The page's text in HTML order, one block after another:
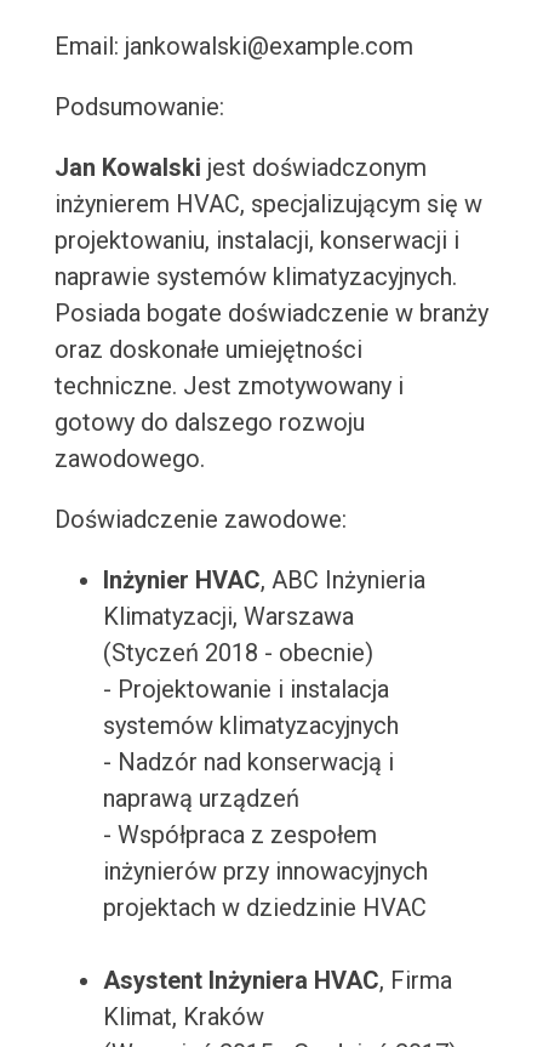
Email: jankowalski@example.com
Podsumowanie:
Jan Kowalski jest doświadczonym
inżynierem HVAC, specjalizującym się w
projektowaniu, instalacji, konserwacji i
naprawie systemów klimatyzacyjnych.
Posiada bogate doświadczenie w branży
oraz doskonałe umiejętności
techniczne. Jest zmotywowany i
gotowy do dalszego rozwoju
zawodowego.
Doświadczenie zawodowe:
Inżynier HVAC, ABC Inżynieria
Klimatyzacji, Warszawa
(Styczeń 2018 - obecnie)
- Projektowanie i instalacja
systemów klimatyzacyjnych
- Nadzór nad konserwacją i
naprawą urządzeń
- Współpraca z zespołem
inżynierów przy innowacyjnych
projektach w dziedzinie HVAC
Asystent Inżyniera HVAC, Firma
Klimat, Kraków